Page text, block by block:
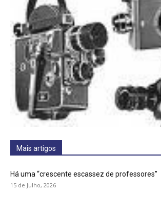
Mais artigos
Há uma “crescente escassez de professores”
15 de Julho, 2026